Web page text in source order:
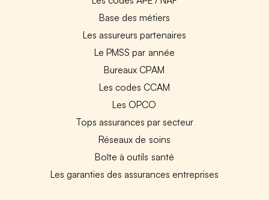
Base des métiers
Les assureurs partenaires
Le PMSS par année
Bureaux CPAM
Les codes CCAM
Les OPCO
Tops assurances par secteur
Réseaux de soins
Boîte à outils santé
Les garanties des assurances entreprises